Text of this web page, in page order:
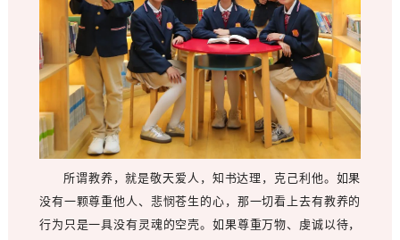
所谓教养，就是敬天爱人，知书达理，克己利他。如果
没有一颗尊重他人、悲悯苍生的心，那一切看上去有教养的
行为只是一具没有灵魂的空壳。如果尊重万物、虔诚以待，